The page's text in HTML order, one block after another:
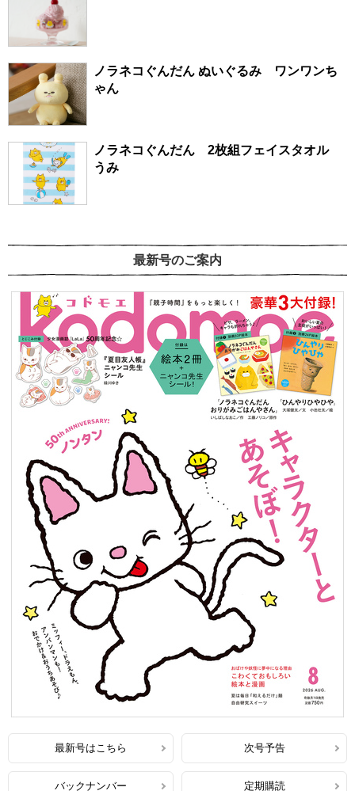
ノラネコぐんだん ぬいぐるみ ワンワンち
ゃん
ノラネコぐんだん 2枚組フェイスタオル
うみ
最新号のご案内
最新号はこちら 次号予告
バックナンバー 定期購読